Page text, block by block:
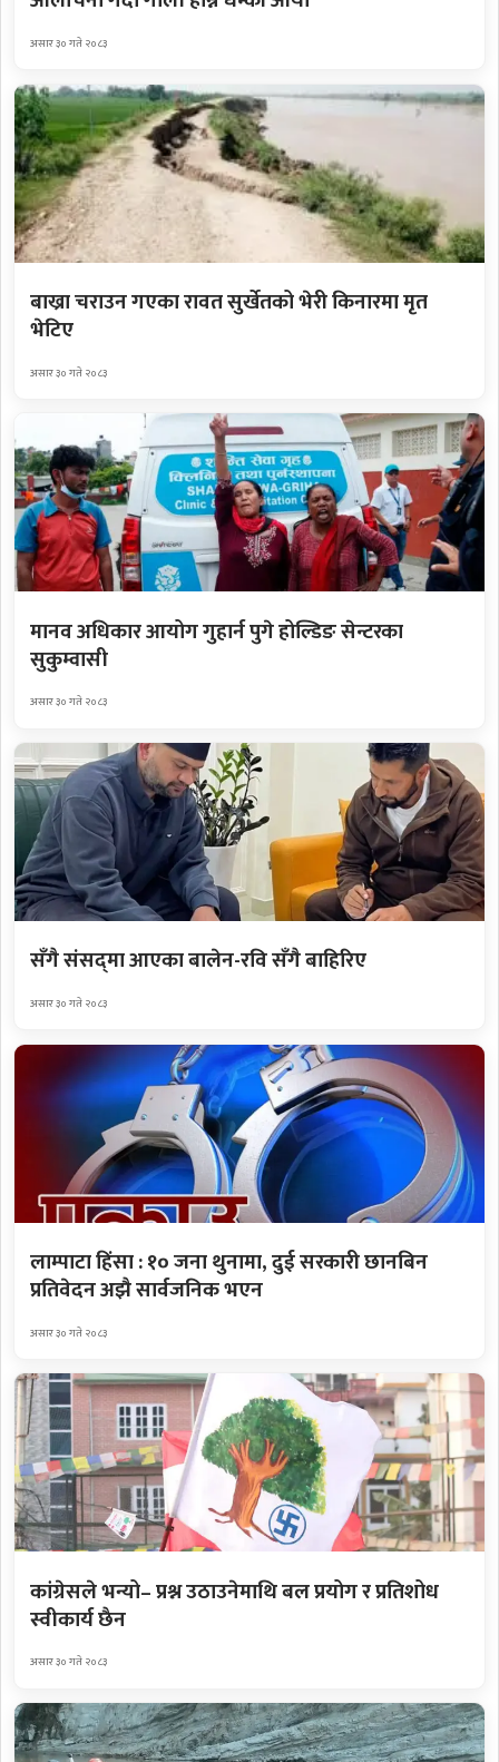
असार ३० गते २०८३
बाख्रा चराउन गएका रावत सुर्खेतको भेरी किनारमा मृत
भेटिए
असार ३० गते २०८३
मानव अधिकार आयोग गुहार्न पुगे होल्डिङ सेन्टरका
सुकुम्वासी
असार ३० गते २०८३
सँगै संसद्‌मा आएका बालेन-रवि सँगै बाहिरिए
असार ३० गते २०८३
लाम्पाटा हिंसा : १० जना थुनामा, दुई सरकारी छानबिन
प्रतिवेदन अझै सार्वजनिक भएन
असार ३० गते २०८३
कांग्रेसले भन्यो– प्रश्न उठाउनेमाथि बल प्रयोग र प्रतिशोध
स्वीकार्य छैन
असार ३० गते २०८३